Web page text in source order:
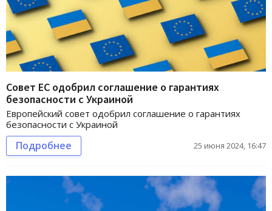
Совет ЕС одобрил соглашение о гарантиях
безопасности с Украиной
Европейский совет одобрил соглашение о гарантиях
безопасности с Украиной
Подробнее 25 июня 2024, 16:47